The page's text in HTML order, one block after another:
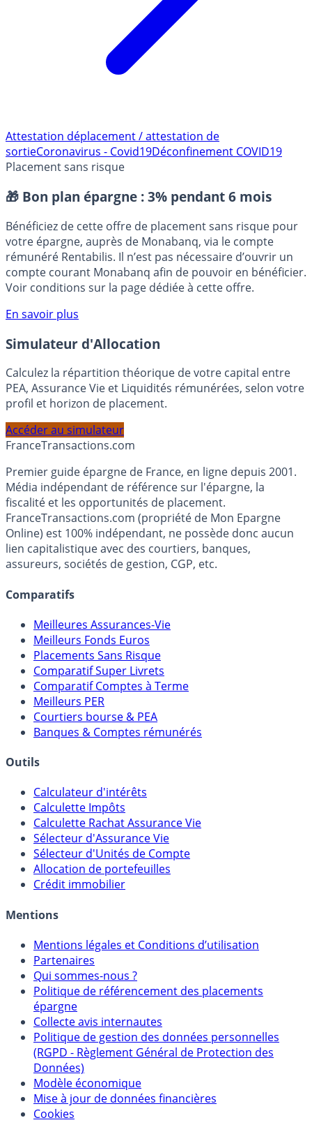
Attestation déplacement / attestation de
sortieCoronavirus - Covid19
Placement sans risque
🎁 Bon plan épargne : 3% pendant 6 mois
Bénéficiez de cette offre de placement sans risque pour
votre épargne, auprès de Monabanq, via le compte
rémunéré Rentabilis. Il n’est pas nécessaire d’ouvrir un
compte courant Monabanq afin de pouvoir en bénéficier.
Voir conditions sur la page dédiée à cette offre.
En savoir plus
Simulateur d'Allocation
Calculez la répartition théorique de votre capital entre
PEA, Assurance Vie et Liquidités rémunérées, selon votre
profil et horizon de placement.
Accéder au simulateur
FranceTransactions.com
Premier guide épargne de France, en ligne depuis 2001.
Média indépendant de référence sur l'épargne, la
fiscalité et les opportunités de placement.
FranceTransactions.com (propriété de Mon Epargne
Online) est 100% indépendant, ne possède donc aucun
lien capitalistique avec des courtiers, banques,
Meilleures Assurances-Vie
Meilleurs Fonds Euros
Placements Sans Risque
Comparatif Super Livrets
Comparatif Comptes à Terme
Meilleurs PER
Courtiers bourse & PEA
Calculateur d'intérêts
Calculette Impôts
Calculette Rachat Assurance Vie
Sélecteur d'Assurance Vie
Sélecteur d'Unités de Compte
Allocation de portefeuilles
Mentions légales et Conditions d’utilisation
Partenaires
Qui sommes-nous ?
Politique de référencement des placements
épargne
Collecte avis internautes
Politique de gestion des données personnelles
(RGPD - Règlement Général de Protection des
Données)
Modèle économique
Mise à jour de données financières